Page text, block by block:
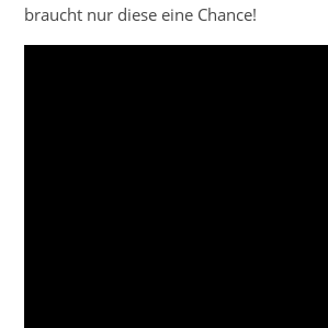
braucht nur diese eine Chance!